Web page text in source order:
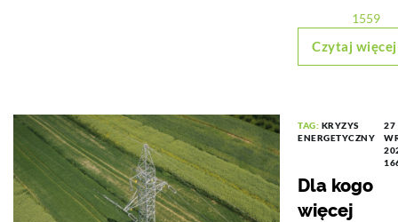
1559
Czytaj więcej
TAG: KRYZYS
ENERGETYCZNY
27
Dla kogo
więcej